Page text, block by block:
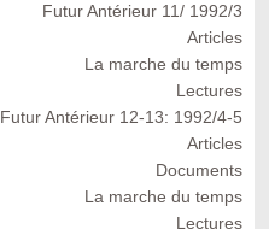
Futur Antérieur 11/ 1992/3
Articles
La marche du temps
Lectures
Futur Antérieur 12-13: 1992/4-5
Articles
Documents
La marche du temps
Lectures